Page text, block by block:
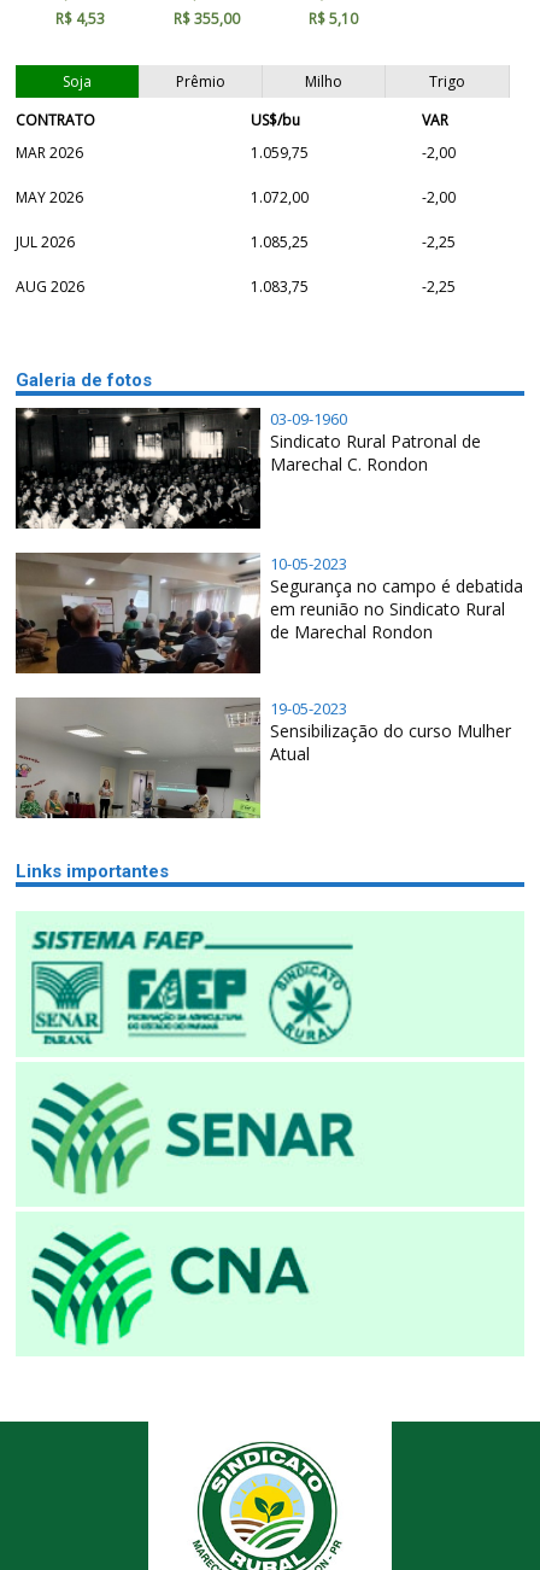
R$ 4,53 R$ 355,00 R$ 5,10
Soja Prêmio Milho
Trigo
CONTRATO
US$/bu
VAR
MAR 2026
1.059,75 -2,00
MAY 2026 1.072,00 -2,00
JUL 2026 1.085,25 -2,25
AUG 2026 1.083,75 -2,25
Galeria de fotos
03-09-1960
Sindicato Rural Patronal de
Marechal C. Rondon
10-05-2023
Segurança no campo é debatida
em reunião no Sindicato Rural
de Marechal Rondon
19-05-2023
Sensibilização do curso Mulher
Atual
Links importantes